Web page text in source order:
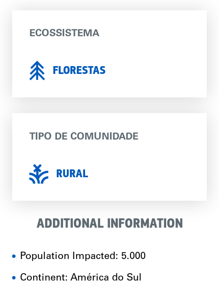
ECOSSISTEMA
FLORESTAS
TIPO DE COMUNIDADE
RURAL
ADDITIONAL INFORMATION
Population Impacted: 5.000
Continent: América do Sul